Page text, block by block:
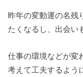
昨年の変動運の名残
たくなるし、出会い
仕事の環境などが変
考えて工夫するよう